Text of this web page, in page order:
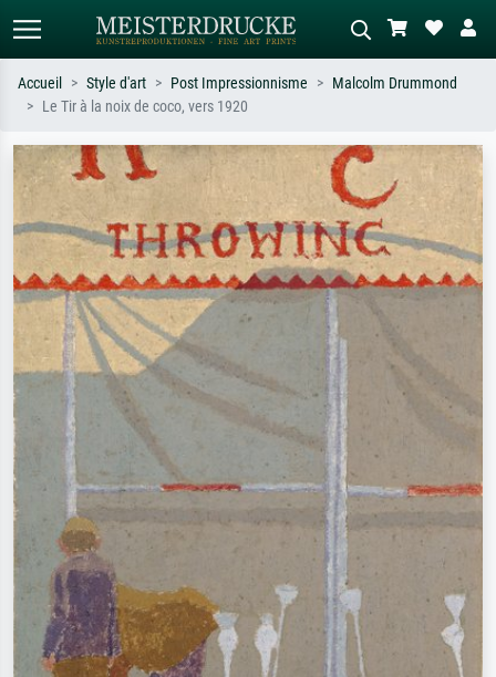
Recherchez par artiste, titre ou style –
ex. Monet, Nuit étoilée,
impressionnisme, vague de Hokusai,
nu.
Décrivez la scène – ex. prairie verte,
abstrait avec beaucoup de rouge,
tableau sombre, nu debout près d'un
arbre.
Accueil Style d'art Post Impressionnisme
Malcolm Drummond
Le Tir à la noix de coco, vers 1920